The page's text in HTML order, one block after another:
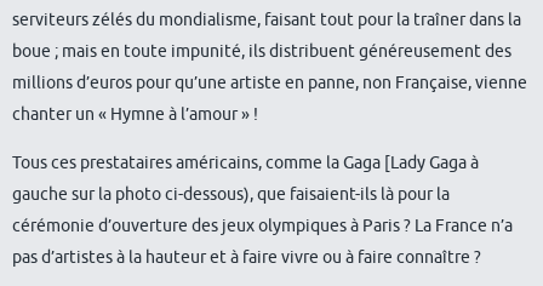
serviteurs zélés du mondialisme, faisant tout pour la traîner dans la
boue ; mais en toute impunité, ils distribuent généreusement des
millions d’euros pour qu’une artiste en panne, non Française, vienne
chanter un « Hymne à l’amour » !
Tous ces prestataires américains, comme la Gaga [Lady Gaga à
gauche sur la photo ci-dessous), que faisaient-ils là pour la
cérémonie d’ouverture des jeux olympiques à Paris ? La France n’a
pas d’artistes à la hauteur et à faire vivre ou à faire connaître ?